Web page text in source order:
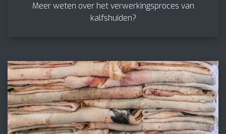
Meer weten over het verwerkingsproces van
kalfshuiden?